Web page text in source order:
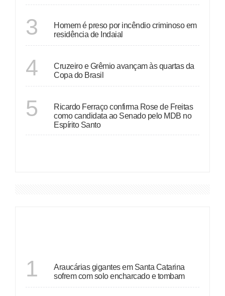
3
Homem é preso por incêndio criminoso em
residência de Indaial
4
Cruzeiro e Grêmio avançam às quartas da
Copa do Brasil
5
Ricardo Ferraço confirma Rose de Freitas
como candidata ao Senado pelo MDB no
Espírito Santo
1
Araucárias gigantes em Santa Catarina
sofrem com solo encharcado e tombam